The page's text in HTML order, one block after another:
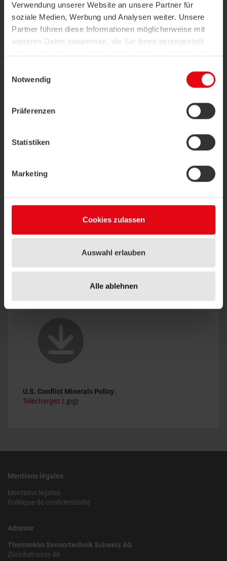
Verwendung unserer Website an unsere Partner für
soziale Medien, Werbung und Analysen weiter. Unsere
Partner führen diese Informationen möglicherweise mit
weiteren Daten zusammen, die Sie ihnen bereitgestellt
Notwendig
Präferenzen
Statistiken
Marketing
Cookies zulassen
Auswahl erlauben
Alle ablehnen
approches orientées vers les solutions et un état d'esprit
ouvert, qui sont devenus des piliers importants de notre
Code of Conduct:
Téléchargez
U.S. Conflict Minerals Policy:
Téléchargez (.jpg)
Mentions légales
Mentions légales
Politique de confidentialité
Adresse
Thermokon Sensortechnik Schweiz AG
Zürichstrasse 46